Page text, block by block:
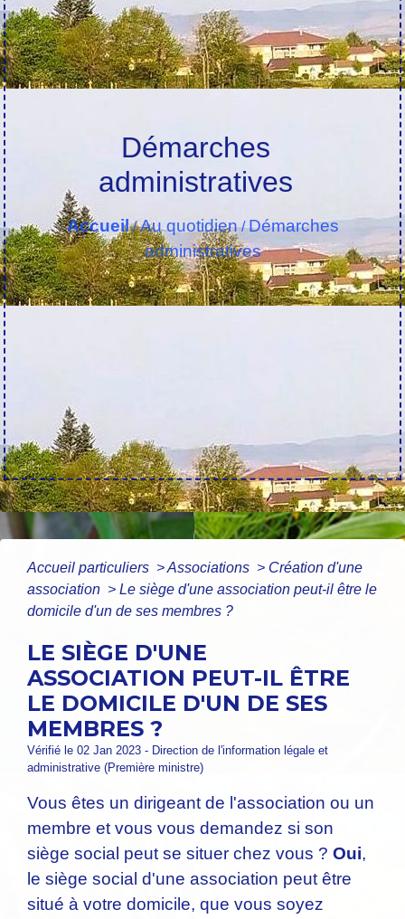
Démarches
administratives
Accueil/Au quotidien/Démarches
administratives
Accueil particuliers >Associations > Création d'une
association > Le siège d'une association peut-il être le
domicile d'un de ses membres ?
LE SIÈGE D'UNE
ASSOCIATION PEUT-IL ÊTRE
LE DOMICILE D'UN DE SES
MEMBRES ?
Vérifié le 02 Jan 2023 - Direction de l'information légale et
administrative (Première ministre)
Vous êtes un dirigeant de l'association ou un
membre et vous vous demandez si son
siège social peut se situer chez vous ? Oui,
le siège social d'une association peut être
situé à votre domicile, que vous soyez